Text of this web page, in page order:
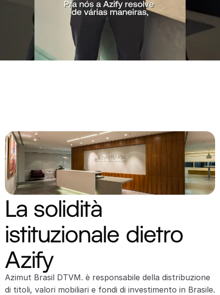
La solidità
istituzionale dietro
Azify
Azimut Brasil DTVM. è responsabile della distribuzione
di titoli, valori mobiliari e fondi di investimento in Brasile.